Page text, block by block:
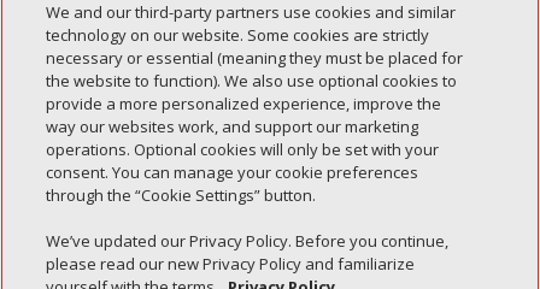
Entradas recientes
Simple Interlock de Walla Walla
Enclavamiento simple de Morton
Simple Interlock de Carol Stream
Simple Interlock de Waukegan
Simple Interlock de Texarkana
We and our third-party partners use cookies and similar
technology on our website. Some cookies are strictly
necessary or essential (meaning they must be placed for
the website to function). We also use optional cookies to
provide a more personalized experience, improve the
way our websites work, and support our marketing
operations. Optional cookies will only be set with your
consent. You can manage your cookie preferences
through the “Cookie Settings” button.
We’ve updated our Privacy Policy. Before you continue,
please read our new Privacy Policy and familiarize